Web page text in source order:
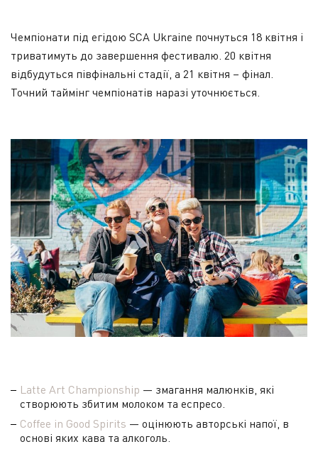
Чемпіонати під егідою SCA Ukraine почнуться 18 квітня і
триватимуть до завершення фестивалю. 20 квітня
відбудуться півфінальні стадії, а 21 квітня – фінал.
Точний таймінг чемпіонатів наразі уточнюється.
Latte Art Championship — змагання малюнків, які
створюють збитим молоком та еспресо.
Coffee in Good Spirits — оцінюють авторські напої, в
основі яких кава та алкоголь.